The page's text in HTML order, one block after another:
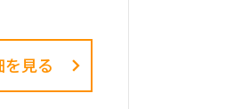
見る